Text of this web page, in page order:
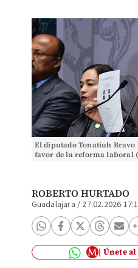
El diputado Tonatiuh
favor de la reforma laboral
ROBERTO HURTADO
Guadalajara / 27.02.2026
Únete